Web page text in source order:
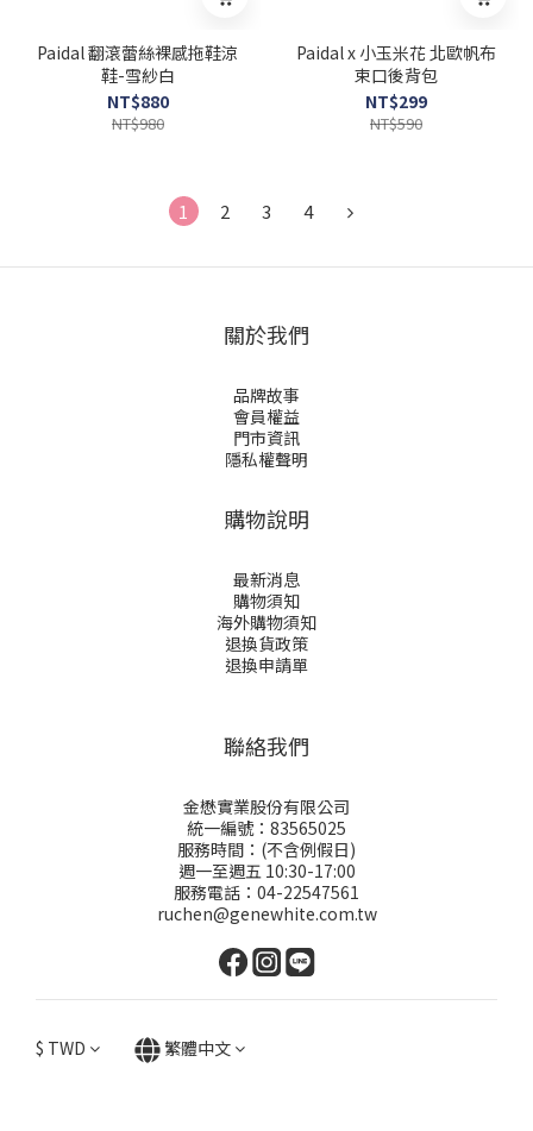
Paidal 翻滾蕾絲裸感拖鞋涼
鞋-雪紗白
NT$880
NT$980
Paidal x 小玉米花 北歐帆布
束口後背包
NT$299
NT$590
1 2 3 4
關於我們
品牌故事
會員權益
門市資訊
隱私權聲明
購物說明
最新消息
購物須知
海外購物須知
退換貨政策
退換申請單
聯絡我們
金懋實業股份有限公司
統一編號：83565025
服務時間：(不含例假日)
週一至週五 10:30-17:00
服務電話：04-22547561
ruchen@genewhite.com.tw
$ TWD 繁體中文